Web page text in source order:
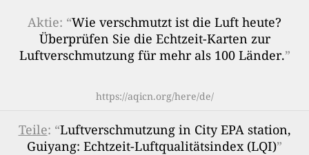
Aktie: “Wie verschmutzt ist die Luft heute?
Überprüfen Sie die Echtzeit-Karten zur
Luftverschmutzung für mehr als 100 Länder.”
https://aqicn.org/here/de/
Teile: “Luftverschmutzung in City EPA station,
Guiyang: Echtzeit-Luftqualitätsindex (LQI)”